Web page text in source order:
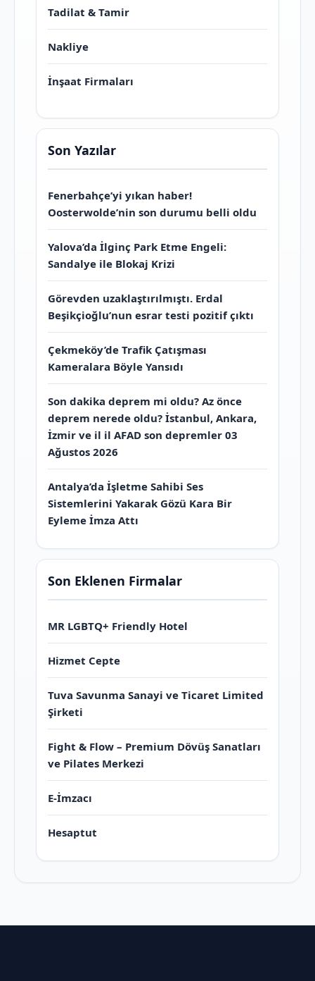
Tadilat & Tamir
Nakliye
İnşaat Firmaları
Son Yazılar
Fenerbahçe’yi yıkan haber!
Oosterwolde’nin son durumu belli oldu
Yalova’da İlginç Park Etme Engeli:
Sandalye ile Blokaj Krizi
Görevden uzaklaştırılmıştı. Erdal
Beşikçioğlu’nun esrar testi pozitif çıktı
Çekmeköy’de Trafik Çatışması
Kameralara Böyle Yansıdı
Son dakika deprem mi oldu? Az önce
deprem nerede oldu? İstanbul, Ankara,
İzmir ve il il AFAD son depremler 03
Ağustos 2026
Antalya’da İşletme Sahibi Ses
Sistemlerini Yakarak Gözü Kara Bir
Eyleme İmza Attı
Son Eklenen Firmalar
MR LGBTQ+ Friendly Hotel
Hizmet Cepte
Tuva Savunma Sanayi ve Ticaret Limited
Şirketi
Fight & Flow – Premium Dövüş Sanatları
ve Pilates Merkezi
E-İmzacı
Hesaptut